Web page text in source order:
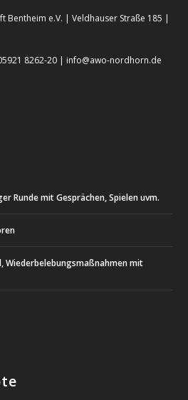
Bentheim e.V. | Veldhauser Straße 185 |
8262-20 | info@awo-nordhorn.de
Runde mit Gesprächen, Spielen uvm.
Wiederbelebungsmaßnahmen mit